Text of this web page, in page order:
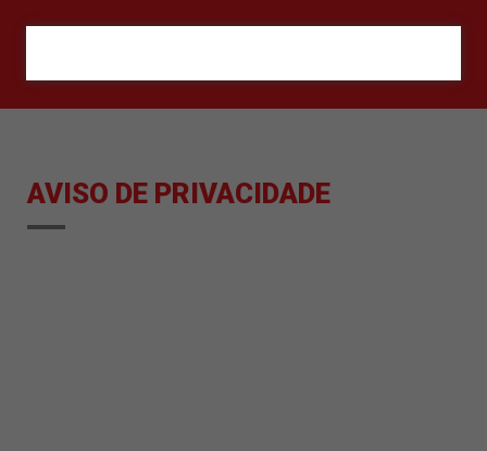
AVISO DE PRIVACIDADE